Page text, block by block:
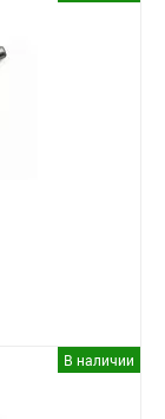
В наличии